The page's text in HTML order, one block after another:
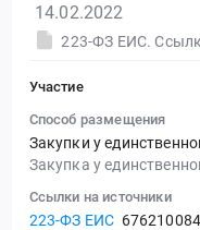
14.02.2022
Участие
Способ размещения
Закупки у
Закупка у
Ссылки на источники
223-ФЗ ЕИС